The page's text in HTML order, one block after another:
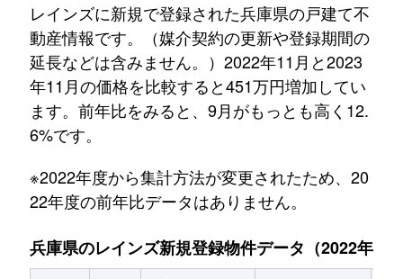
レインズに新規で登録された兵庫県の戸建て不
動産情報です。（媒介契約の更新や登録期間の
延長などは含みません。）2022年11月と2023
年11月の価格を比較すると451万円増加してい
ます。前年比をみると、9月がもっとも高く12.
6%です。
※2022年度から集計方法が変更されたため、20
22年度の前年比データはありません。
兵庫県のレインズ新規登録物件データ（2022年11